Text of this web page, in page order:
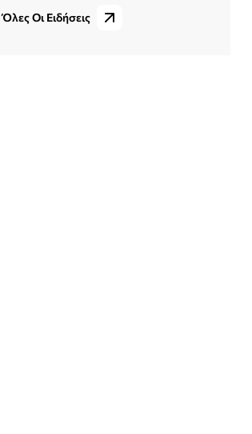
Όλες Οι Ειδήσεις